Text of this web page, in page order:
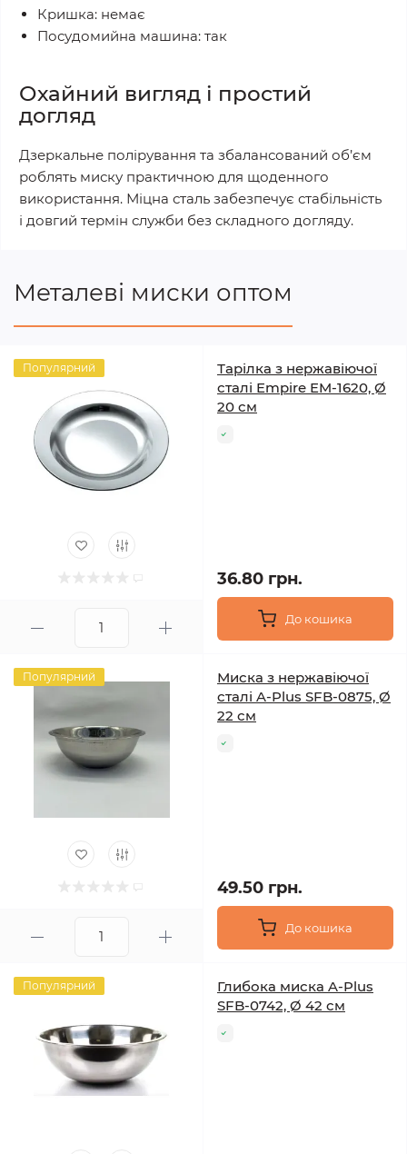
Кришка: немає
Посудомийна машина: так
Охайний вигляд і простий
догляд
Дзеркальне полірування та збалансований об’єм
роблять миску практичною для щоденного
використання. Міцна сталь забезпечує стабільність
і довгий термін служби без складного догляду.
Металеві миски оптом
Популярний
Тарілка з нержавіючої
сталі Empire EM-1620, Ø
20 см
36.80 грн.
До кошика
Популярний
Миска з нержавіючої
сталі A-Plus SFB-0875, Ø
22 см
49.50 грн.
До кошика
Популярний
Глибока миска A-Plus
SFB-0742, Ø 42 см